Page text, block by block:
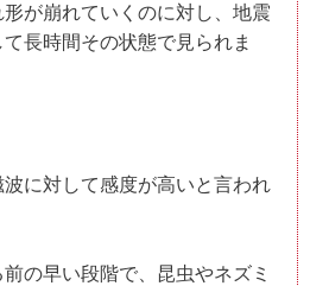
が崩れていくのに対し、地震
長時間その状態で見られま
に対して感度が高いと言われ
の早い段階で、昆虫やネズミ